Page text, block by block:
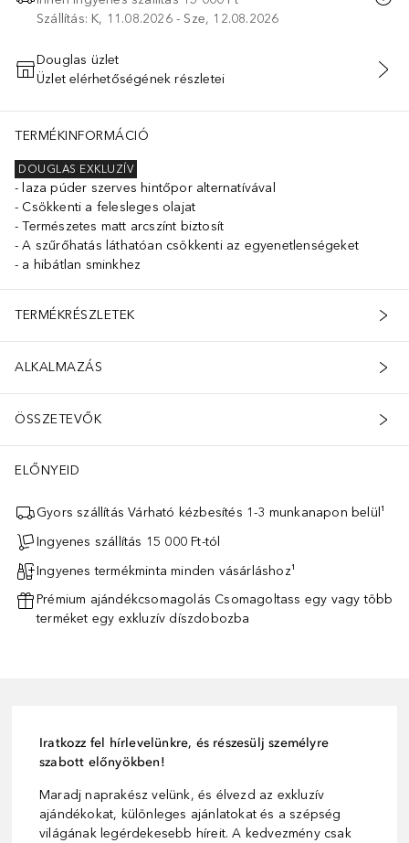
Szállítás: K, 11.08.2026 - Sze, 12.08.2026
KOSÁRBA HELYEZÉS
Douglas üzlet
Üzlet elérhetőségének részletei
TERMÉKINFORMÁCIÓ
DOUGLAS EXKLUZÍV
laza púder szerves hintőpor alternatívával
Csökkenti a felesleges olajat
Természetes matt arcszínt biztosít
A szűrőhatás láthatóan csökkenti az egyenetlenségeket
a hibátlan sminkhez
TERMÉKRÉSZLETEK
ALKALMAZÁS
ÖSSZETEVŐK
ELŐNYEID
Gyors szállítás Várható kézbesítés 1-3 munkanapon belül¹
Ingyenes szállítás 15 000 Ft-tól
Ingyenes termékminta minden vásárláshoz¹
Prémium ajándékcsomagolás Csomagoltass egy vagy több
terméket egy exkluzív díszdobozba
Iratkozz fel hírlevelünkre, és részesülj személyre
szabott előnyökben!
Maradj naprakész velünk, és élvezd az exkluzív
ajándékokat, különleges ajánlatokat és a szépség
világának legérdekesebb híreit. A kedvezmény csak